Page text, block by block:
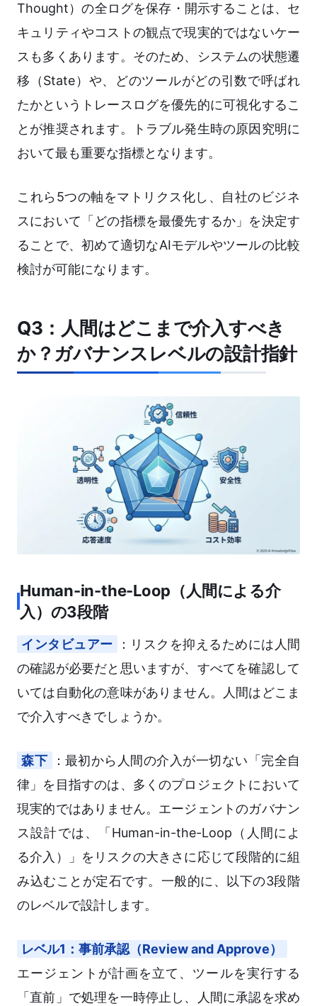
Thought）の全ログを保存・開示することは、セ
キュリティやコストの観点で現実的ではないケー
スも多くあります。そのため、システムの状態遷
移（State）や、どのツールがどの引数で呼ばれ
たかというトレースログを優先的に可視化するこ
とが推奨されます。トラブル発生時の原因究明に
おいて最も重要な指標となります。
これら5つの軸をマトリクス化し、自社のビジネ
スにおいて「どの指標を最優先するか」を決定す
ることで、初めて適切なAIモデルやツールの比較
検討が可能になります。
Q3：人間はどこまで介入すべき
か？ガバナンスレベルの設計指針
Human-in-the-Loop（人間による介
入）の3段階
インタビュアー
：リスクを抑えるためには人間
の確認が必要だと思いますが、すべてを確認して
いては自動化の意味がありません。人間はどこま
で介入すべきでしょうか。
森下
：最初から人間の介入が一切ない「完全自
律」を目指すのは、多くのプロジェクトにおいて
現実的ではありません。エージェントのガバナン
ス設計では、「Human-in-the-Loop（人間によ
る介入）」をリスクの大きさに応じて段階的に組
み込むことが定石です。一般的に、以下の3段階
のレベルで設計します。
レベル1：事前承認（Review and Approve）
エージェントが計画を立て、ツールを実行する
「直前」で処理を一時停止し、人間に承認を求め